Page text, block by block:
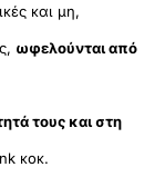
και μη,
ωφελούνται από
τους και στη
κοκ.